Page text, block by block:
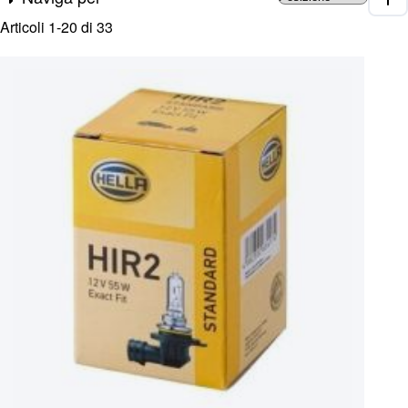
Articoli 1-20 di 33